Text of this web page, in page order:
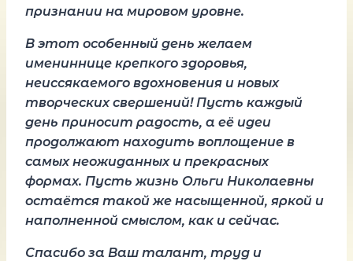
признании на мировом уровне.
В этот особенный день желаем
имениннице крепкого здоровья,
неиссякаемого вдохновения и новых
творческих свершений! Пусть каждый
день приносит радость, а её идеи
продолжают находить воплощение в
самых неожиданных и прекрасных
формах. Пусть жизнь Ольги Николаевны
остаётся такой же насыщенной, яркой и
наполненной смыслом, как и сейчас.
Спасибо за Ваш талант, труд и